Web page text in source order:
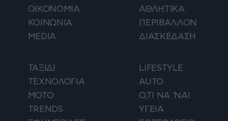
ΟΙΚΟΝΟΜΙΑ
ΑΘΛΗΤΙΚΑ
ΚΟΙΝΩΝΙΑ
ΠΕΡΙΒΑΛΛΟΝ
MEDIA
ΔΙΑΣΚΕΔΑΣΗ
ΤΑΞΙΔΙ
LIFESTYLE
ΤΕΧΝΟΛΟΓΙΑ
AUTO
ΜΟΤΟ
Ο,ΤΙ ΝΑ 'ΝΑΙ
TRENDS
ΥΓΕΙΑ